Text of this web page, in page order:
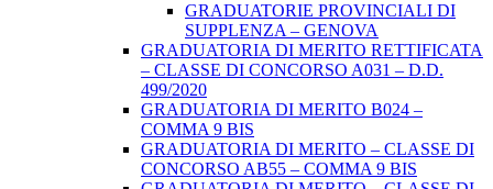
GRADUATORIE PROVINCIALI DI
SUPPLENZA – GENOVA
GRADUATORIA DI MERITO RETTIFICATA
– CLASSE DI CONCORSO A031 – D.D.
499/2020
GRADUATORIA DI MERITO B024 –
COMMA 9 BIS
GRADUATORIA DI MERITO – CLASSE DI
CONCORSO AB55 – COMMA 9 BIS